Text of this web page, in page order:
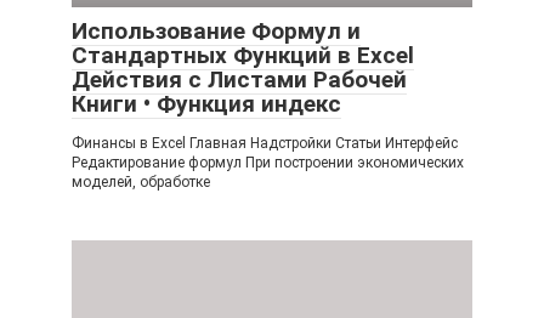
Использование Формул и
Стандартных Функций в Excel
Действия с Листами Рабочей
Книги • Функция индекс
Финансы в Excel Главная Надстройки Статьи Интерфейс
Редактирование формул При построении экономических
моделей, обработке